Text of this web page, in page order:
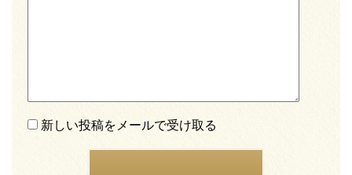
新しい投稿をメールで受け取る